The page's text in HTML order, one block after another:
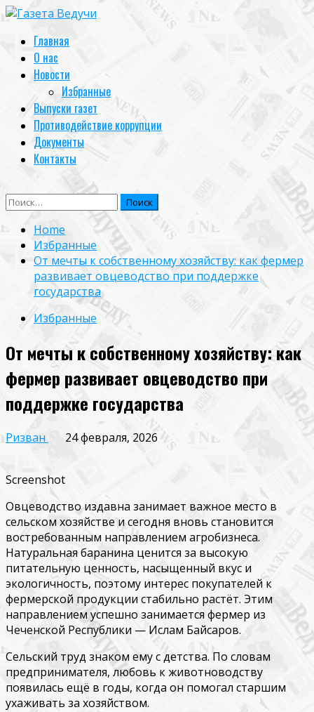
Skip
content
Primary
Menu
Главная
О нас
Новости
Избранные
Выпуски газет
Противодействие коррупции
Документы
Контакты
Найти:
Home
Избранные
От мечты к собственному хозяйству: как фермер
развивает овцеводство при поддержке
государства
Избранные
От мечты к собственному хозяйству: как
фермер развивает овцеводство при
поддержке государства
Ризван 24 февраля, 2026
Screenshot
Овцеводство издавна занимает важное место в
сельском хозяйстве и сегодня вновь становится
востребованным направлением агробизнеса.
Натуральная баранина ценится за высокую
питательную ценность, насыщенный вкус и
экологичность, поэтому интерес покупателей к
фермерской продукции стабильно растёт. Этим
направлением успешно занимается фермер из
Чеченской Республики — Ислам Байсаров.
Сельский труд знаком ему с детства. По словам
предпринимателя, любовь к животноводству
появилась ещё в годы, когда он помогал старшим
ухаживать за хозяйством.